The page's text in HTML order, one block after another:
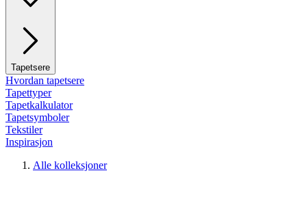
Tapetsere
Hvordan tapetsere
Tapettyper
Tapetkalkulator
Tapetsymboler
Tekstiler
Inspirasjon
Alle kolleksjoner